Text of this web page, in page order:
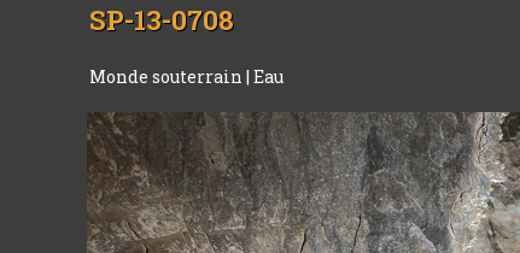
SP-13-0708
Monde souterrain|Eau